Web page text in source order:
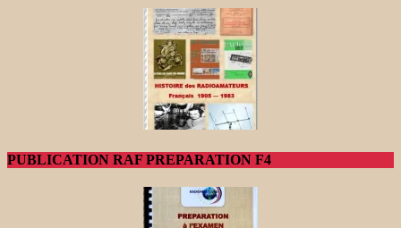
PUBLICATION RAF PREPARATION F4